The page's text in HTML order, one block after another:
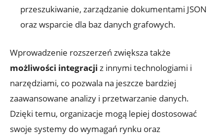
przeszukiwanie, zarządzanie⁢ dokumentami ⁣JSON
oraz wsparcie dla baz danych⁢ grafowych.
Wprowadzenie rozszerzeń zwiększa także
możliwości integracji z innymi technologiami ⁢i
‌narzędziami, co pozwala na jeszcze‌ bardziej
zaawansowane analizy i przetwarzanie danych.
Dzięki‍ temu, organizacje mogą⁢ lepiej dostosować
swoje ⁤systemy do wymagań rynku oraz